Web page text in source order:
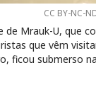
CC BY-NC-
de Mrauk-U, que
que vêm
ficou submerso